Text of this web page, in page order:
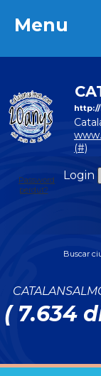
Menu
http://
(#)
Login
Password
perdut?
Buscar
( 7.634
Menu